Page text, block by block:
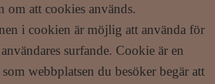
om att cookies används.
i cookien är möjlig att använda för
surfande. Cookie är en
webbplatsen du besöker begär att